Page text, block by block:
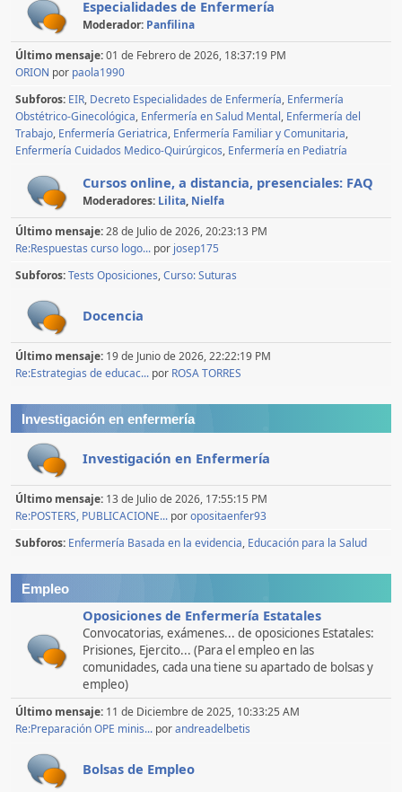
Especialidades de Enfermería
Moderador: Panfilina
Último mensaje:01 de Febrero de 2026, 18:37:19 PM
ORION por paola1990
Subforos EIR Decreto Especialidades de Enfermería Enfermería
Obstétrico-Ginecológica Enfermería en Salud Mental Enfermería del
Trabajo Enfermería Geriatrica Enfermería Familiar y Comunitaria
Enfermería Cuidados Medico-Quirúrgicos Enfermería en Pediatría
Cursos online, a distancia, presenciales: FAQ
Moderadores: Lilita, Nielfa
Último mensaje:28 de Julio de 2026, 20:23:13 PM
Re:Respuestas curso logo... por josep175
Subforos Tests Oposiciones Curso: Suturas
Docencia
Último mensaje: 19 de Junio de 2026, 22:22:19 PM
Re:Estrategias de educac... por ROSA TORRES
Investigación en enfermería
Investigación en Enfermería
Último mensaje: 13 de Julio de 2026, 17:55:15 PM
Re:POSTERS, PUBLICACIONE... poropositaenfer93
Subforos Enfermería Basada en la evidencia Educación para la Salud
Empleo
Oposiciones de Enfermería Estatales
Convocatorias, exámenes... de oposiciones Estatales:
Prisiones, Ejercito... (Para el empleo en las
comunidades, cada una tiene su apartado de bolsas y
empleo)
Último mensaje: 11 de Diciembre de 2025, 10:33:25 AM
Re:Preparación OPE minis... porandreadelbetis
Bolsas de Empleo